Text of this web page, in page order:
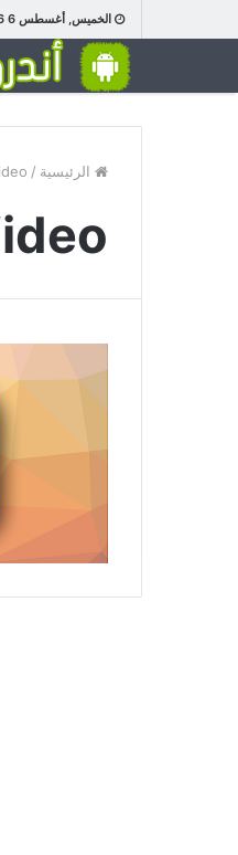
الخميس, أغسطس 6 2026
الرئيسية /